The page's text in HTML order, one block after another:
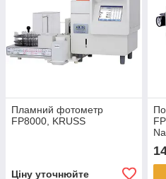
Пламний фотометр
FP8000, KRUSS
Ціну уточнюйте